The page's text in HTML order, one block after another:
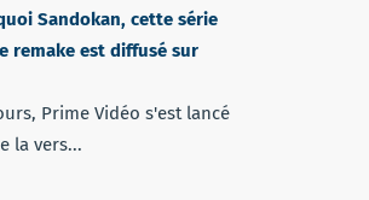
Sandokan, cette série
remake est diffusé sur
Prime Vidéo s'est lancé
la vers...